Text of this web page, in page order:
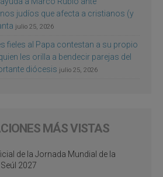
judíos que afecta a cristianos (y
julio 25, 2026
fieles al Papa contestan a su propio
les orilla a bendecir parejas del
diócesis julio 25, 2026
MÁS VISTAS
de la Jornada Mundial de la
2027